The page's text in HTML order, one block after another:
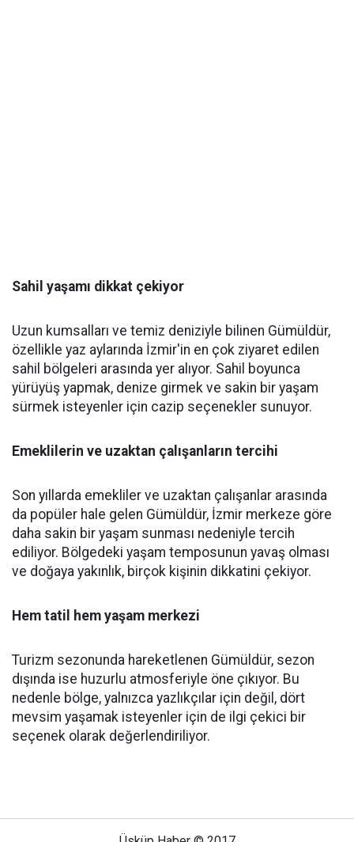
Sahil yaşamı dikkat çekiyor
Uzun kumsalları ve temiz deniziyle bilinen Gümüldür,
özellikle yaz aylarında İzmir'in en çok ziyaret edilen
sahil bölgeleri arasında yer alıyor. Sahil boyunca
yürüyüş yapmak, denize girmek ve sakin bir yaşam
sürmek isteyenler için cazip seçenekler sunuyor.
Emeklilerin ve uzaktan çalışanların tercihi
Son yıllarda emekliler ve uzaktan çalışanlar arasında
da popüler hale gelen Gümüldür, İzmir merkeze göre
daha sakin bir yaşam sunması nedeniyle tercih
ediliyor. Bölgedeki yaşam temposunun yavaş olması
ve doğaya yakınlık, birçok kişinin dikkatini çekiyor.
Hem tatil hem yaşam merkezi
Turizm sezonunda hareketlenen Gümüldür, sezon
dışında ise huzurlu atmosferiyle öne çıkıyor. Bu
nedenle bölge, yalnızca yazlıkçılar için değil, dört
mevsim yaşamak isteyenler için de ilgi çekici bir
seçenek olarak değerlendiriliyor.